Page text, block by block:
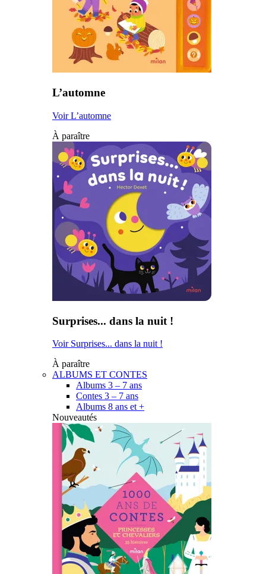
L’automne
Voir L’automne
À paraître
Surprises... dans la nuit !
Voir Surprises... dans la nuit !
À paraître
ALBUMS ET CONTES
Albums 3 – 7 ans
Contes 3 – 7 ans
Albums 8 ans et +
Nouveautés